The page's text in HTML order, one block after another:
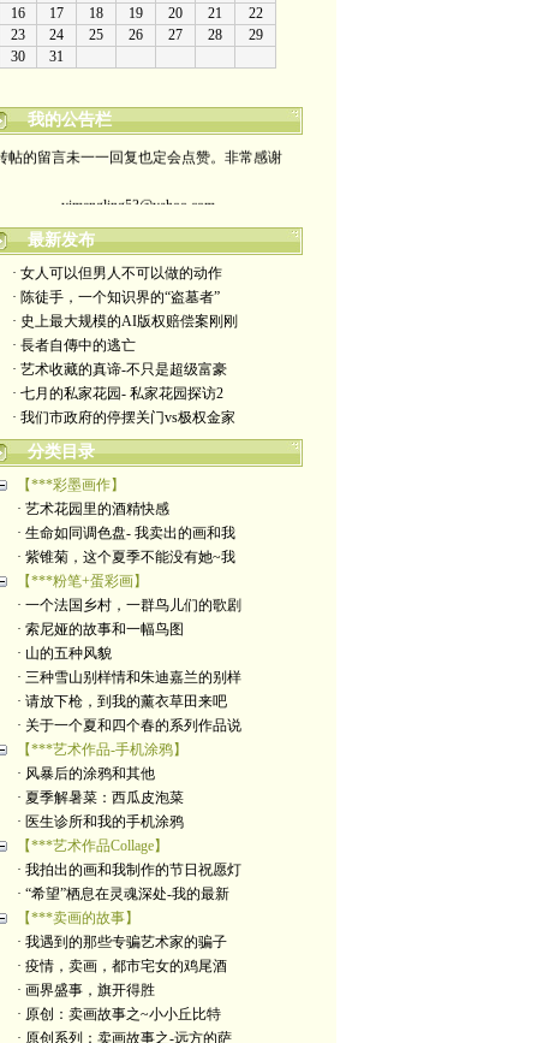
我的公告栏
有意收藏者请私信我，感谢一贯支持
政治转载不一定代表本人意见
艺术博客：https://yimengl.blog
目录中标注星号的为本人艺术原创
最新发布
· 女人可以但男人不可以做的动作
· 陈徒手，一个知识界的“盗墓者”
· 史上最大规模的AI版权赔偿案刚刚
· 長者自傳中的逃亡
· 艺术收藏的真谛-不只是超级富豪
· 七月的私家花园- 私家花园探访2
· 我们市政府的停摆关门vs极权金家
分类目录
【***彩墨画作】
· 艺术花园里的酒精快感
· 生命如同调色盘- 我卖出的画和我
· 紫锥菊，这个夏季不能没有她~我
【***粉笔+蛋彩画】
· 一个法国乡村，一群鸟儿们的歌剧
· 索尼娅的故事和一幅鸟图
· 山的五种风貌
· 三种雪山别样情和朱迪嘉兰的别样
· 请放下枪，到我的薰衣草田来吧
· 关于一个夏和四个春的系列作品说
【***艺术作品-手机涂鸦】
· 风暴后的涂鸦和其他
· 夏季解暑菜：西瓜皮泡菜
· 医生诊所和我的手机涂鸦
【***艺术作品Collage】
· 我拍出的画和我制作的节日祝愿灯
· “希望”栖息在灵魂深处-我的最新
【***卖画的故事】
· 我遇到的那些专骗艺术家的骗子
· 疫情，卖画，都市宅女的鸡尾酒
· 画界盛事，旗开得胜
· 原创：卖画故事之~小小丘比特
· 原创系列：卖画故事之-远方的萨